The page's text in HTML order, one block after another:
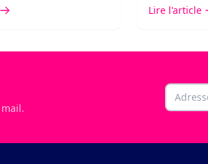
à découvrir
et invités de
Lire l'article
Email